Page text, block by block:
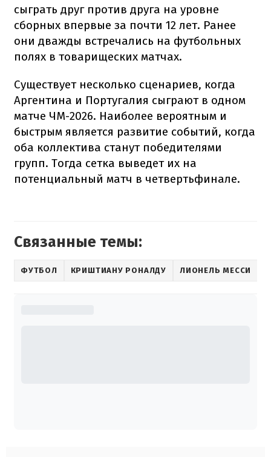
сыграть друг против друга на уровне
сборных впервые за почти 12 лет. Ранее
они дважды встречались на футбольных
полях в товарищеских матчах.
Существует несколько сценариев, когда
Аргентина и Португалия сыграют в одном
матче ЧМ-2026. Наиболее вероятным и
быстрым является развитие событий, когда
оба коллектива станут победителями
групп. Тогда сетка выведет их на
потенциальный матч в четвертьфинале.
Связанные темы:
ФУТБОЛ КРИШТИАНУ РОНАЛДУ ЛИОНЕЛЬ МЕССИ